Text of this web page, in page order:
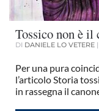
Tossico non è il
DI DANIELE LO VETERE |
Per una pura
l’articolo Storia
in rassegna il